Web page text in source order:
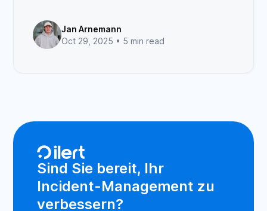
Jan Arnemann
Oct 29, 2025 • 5 min read
Sind Sie bereit, Ihr
Incident-Management zu
verbessern?